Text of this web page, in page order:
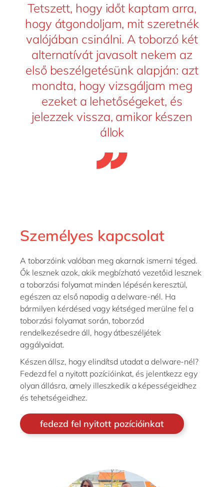
Tetszett, hogy időt kaptam arra,
hogy átgondoljam, mit szeretnék
valójában csinálni. A toborzó két
alternatívát javasolt nekem az
első beszélgetésünk alapján: azt
mondta, hogy vizsgáljam meg
ezeket a lehetőségeket, és
jelezzek vissza, amikor készen
állok
Személyes kapcsolat
A toborzóink valóban meg akarnak ismerni téged.
Ők lesznek azok, akik megbízható vezetőid lesznek
a toborzási folyamat minden lépésén keresztül,
egészen az első napodig a delware-nél. Ha
bármilyen kérdésed vagy kétséged merülne fel a
toborzási folyamat során, toborzód
rendelkezésedre áll, hogy átbeszéljétek
aggályaidat.
Készen állsz, hogy elindítsd utadat a delware-nél?
Fedezd fel a nyitott pozícióinkat, és jelentkezz egy
olyan állásra, amely illeszkedik a képességeidhez
és tehetségeidhez.
fedezd fel nyitott pozícióinkat